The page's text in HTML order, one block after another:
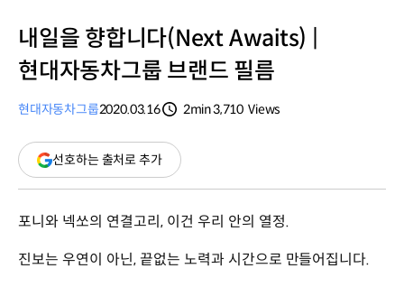
내일을 향합니다(Next Awaits) |
현대자동차그룹 브랜드 필름
현대자동차그룹2020.03.16
2min3,710 Views
선호하는 출처로 추가(새
창
포니와 넥쏘의 연결고리, 이건 우리 안의 열정.
진보는 우연이 아닌, 끝없는 노력과 시간으로 만들어집니다.